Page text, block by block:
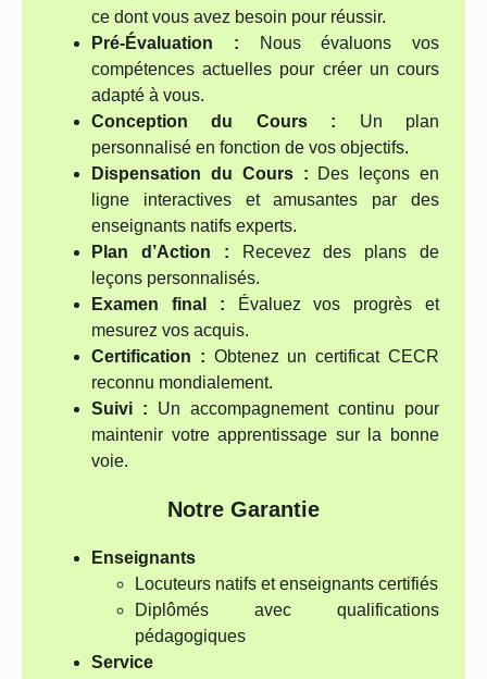
ce dont vous avez besoin pour réussir.
Pré-Évaluation : Nous évaluons vos
compétences actuelles pour créer un cours
adapté à vous.
Conception du Cours : Un plan
personnalisé en fonction de vos objectifs.
Dispensation du Cours : Des leçons en
ligne interactives et amusantes par des
enseignants natifs experts.
Plan d’Action : Recevez des plans de
leçons personnalisés.
Examen final : Évaluez vos progrès et
mesurez vos acquis.
Certification : Obtenez un certificat CECR
reconnu mondialement.
Suivi : Un accompagnement continu pour
maintenir votre apprentissage sur la bonne
voie.
Notre Garantie
Enseignants
Locuteurs natifs et enseignants certifiés
Diplômés avec qualifications
pédagogiques
Service